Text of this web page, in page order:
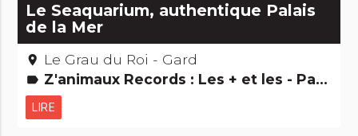
Le Seaquarium, authentique Palais
de la Mer
place Le Grau du Roi - Gard
label Z'animaux Records : Les + et les - Parcs de loisirs et Parcs animaliers
LIRE